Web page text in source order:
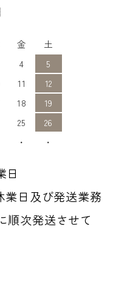
金
土
4
5
11
12
18
19
25
26
・ ・
日
日及び発送業務
順次発送させて